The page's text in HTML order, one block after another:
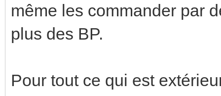
même les commander par
plus des BP.
Pour tout ce qui est